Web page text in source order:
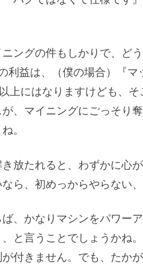
ングの件もしかりで、ど
利益は、（僕の場合）『マ
上にはなりますけども、
、マイニングにごっそり
。
放たれると、わずかに心
ら、初めっからやらない
、かなりマシンをパワー
と言うことでしょうかね
付きません。でも、たか